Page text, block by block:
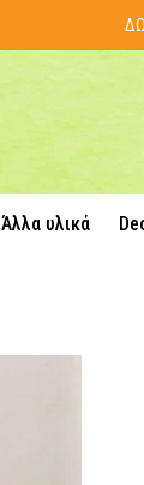
Άλλα υλικά